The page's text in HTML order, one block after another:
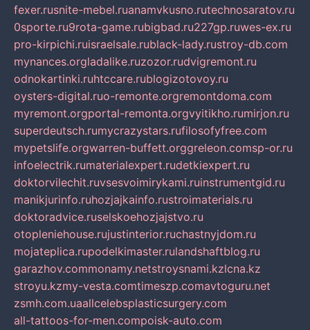
fexer.rusnite-mebel.ruanamvkusno.rutechnosaratov.ru
0sporte.ru9rota-game.rubigbad.ru227gp.ruwes-ex.ru
pro-kirpichi.ruisraelsale.rublack-lady.rustroy-db.com
mynances.orgladalike.ruzozor.rudvigremont.ru
odnokartinki.ruhtccare.rublogizotovoy.ru
oysters-digital.ruo-remonte.orgremontdoma.com
myremont.orgportal-remonta.orgvyitikho.rumirjon.ru
superdeutsch.rumycrazystars.rufilosofyfree.com
mypetslife.orgwarren-buffett.orggreleon.comsp-or.ru
infoelectrik.rumaterialexpert.rudetkiexpert.ru
doktorvilechit.ruvsesvoimirykami.ruinstrumentgid.ru
manikjurinfo.ruhozjajkainfo.rustroimaterials.ru
doktoradvice.ruselskoehozjajstvo.ru
otopleniehouse.rujustinterior.ruchastnyjdom.ru
mojateplica.rupodelkimaster.rulandshaftblog.ru
garazhov.commonamy.netstroysnami.kzlcna.kz
stroyu.kzmy-vesta.comtimeszp.comavtoguru.net
zsmh.com.uaallcelebsplasticsurgery.com
all-tattoos-for-men.compoisk-auto.com